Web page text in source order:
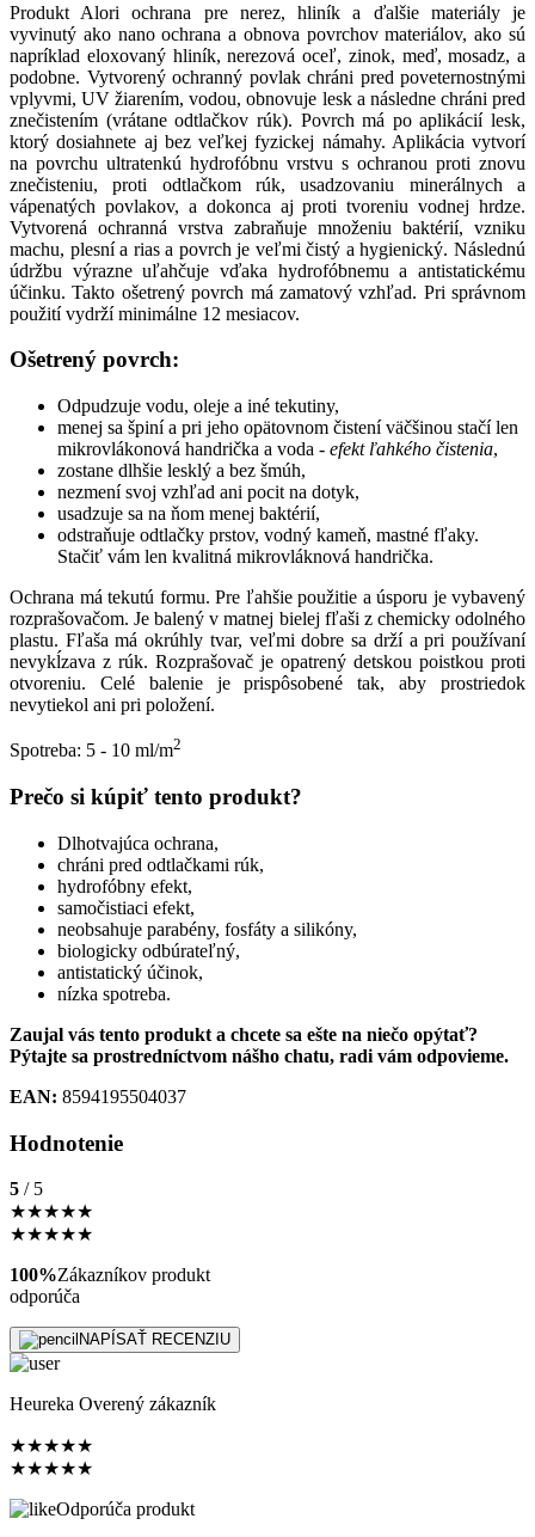
Produkt Alori ochrana pre nerez, hliník a ďalšie materiály je
vyvinutý ako nano ochrana a obnova povrchov materiálov, ako sú
napríklad eloxovaný hliník, nerezová oceľ, zinok, meď, mosadz, a
podobne. Vytvorený ochranný povlak chráni pred poveternostnými
vplyvmi, UV žiarením, vodou, obnovuje lesk a následne chráni pred
znečistením (vrátane odtlačkov rúk). Povrch má po aplikácií lesk,
ktorý dosiahnete aj bez veľkej fyzickej námahy. Aplikácia vytvorí
na povrchu ultratenkú hydrofóbnu vrstvu s ochranou proti znovu
znečisteniu, proti odtlačkom rúk, usadzovaniu minerálnych a
vápenatých povlakov, a dokonca aj proti tvoreniu vodnej hrdze.
Vytvorená ochranná vrstva zabraňuje množeniu baktérií, vzniku
machu, plesní a rias a povrch je veľmi čistý a hygienický. Následnú
údržbu výrazne uľahčuje vďaka hydrofóbnemu a antistatickému
účinku. Takto ošetrený povrch má zamatový vzhľad. Pri správnom
použití vydrží minimálne 12 mesiacov.
Ošetrený povrch:
Odpudzuje vodu, oleje a iné tekutiny,
menej sa špiní a pri jeho opätovnom čistení väčšinou stačí len
mikrovlákonová handrička a voda - efekt ľahkého čistenia,
zostane dlhšie lesklý a bez šmúh,
nezmení svoj vzhľad ani pocit na dotyk,
usadzuje sa na ňom menej baktérií,
odstraňuje odtlačky prstov, vodný kameň, mastné fľaky.
Stačiť vám len kvalitná mikrovláknová handrička.
Ochrana má tekutú formu. Pre ľahšie použitie a úsporu je vybavený
rozprašovačom. Je balený v matnej bielej fľaši z chemicky odolného
plastu. Fľaša má okrúhly tvar, veľmi dobre sa drží a pri používaní
nevykĺzava z rúk. Rozprašovač je opatrený detskou poistkou proti
otvoreniu. Celé balenie je prispôsobené tak, aby prostriedok
nevytiekol ani pri položení.
Spotreba: 5 - 10 ml/m2
Prečo si kúpiť tento produkt?
Dlhotvajúca ochrana,
chráni pred odtlačkami rúk,
hydrofóbny efekt,
samočistiaci efekt,
neobsahuje parabény, fosfáty a silikóny,
biologicky odbúrateľný,
antistatický účinok,
nízka spotreba.
Zaujal vás tento produkt a chcete sa ešte na niečo opýtať?
Pýtajte sa prostredníctvom nášho chatu, radi vám odpovieme.
EAN: 8594195504037
Hodnotenie
5 / 5
★★★★★
★★★★★
100%Zákazníkov produkt
odporúča
NAPÍSAŤ RECENZIU
Heureka Overený zákazník
★★★★★
★★★★★
Odporúča produkt